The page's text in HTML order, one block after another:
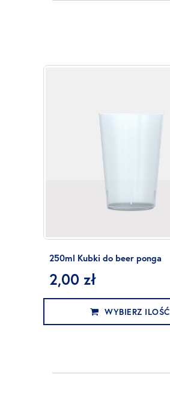
250ml Kubki do beer ponga
2,00 zł
WYBIERZ ILOŚĆ